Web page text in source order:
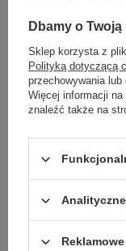
Polar
299,99 zł
Dbamy o
Sklep korzysta z
Polityką dotyczącą
przechowywania
Więcej informacji
znaleźć także na